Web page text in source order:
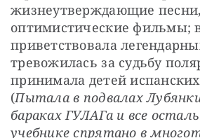
жизнеутверждающие
оптимистические фильмы;
приветствовала
тревожилась за судьбу
принимала детей
(Пытала в подвалах
бараках ГУЛАГа и все
учебнике спрятано в